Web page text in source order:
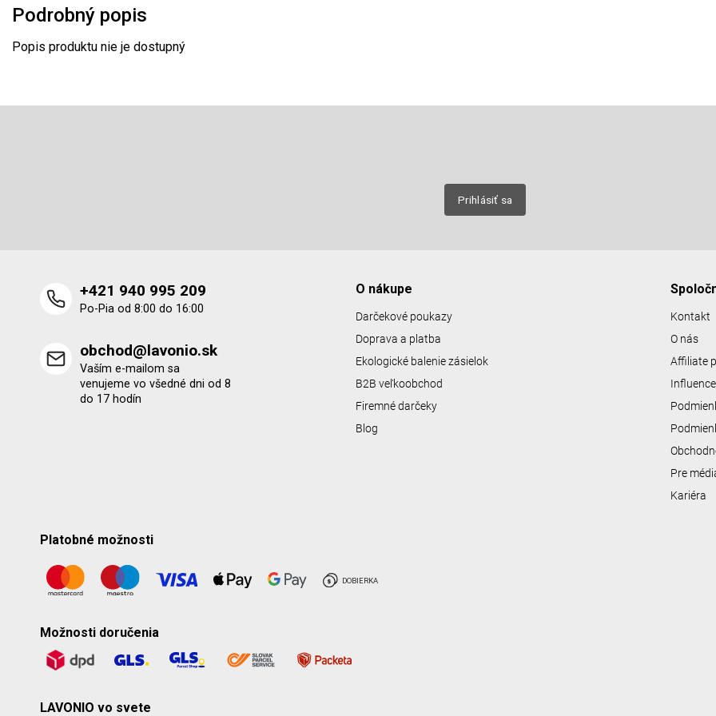
Podrobný popis
Popis produktu nie je dostupný
Prihlásiť sa
+421 940 995 209
Po-Pia od 8:00 do 16:00
obchod@lavonio.sk
Vaším e-mailom sa
venujeme vo všedné dni od 8
do 17 hodín
O nákupe
Darčekové poukazy
Doprava a platba
Ekologické balenie zásielok
B2B veľkoobchod
Firemné darčeky
Blog
Kontakt
O nás
Affiliate
Pre
Kariéra
Platobné možnosti
Možnosti doručenia
LAVONIO vo svete